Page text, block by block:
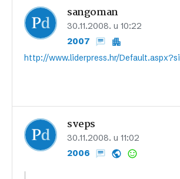
sangoman
30.11.2008. u 10:22
2007
http://www.liderpress.hr/
sveps
30.11.2008. u 11:02
2006